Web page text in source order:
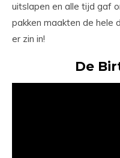
uitslapen en alle tijd gaf
pakken maakten de hele
er zin in!
De